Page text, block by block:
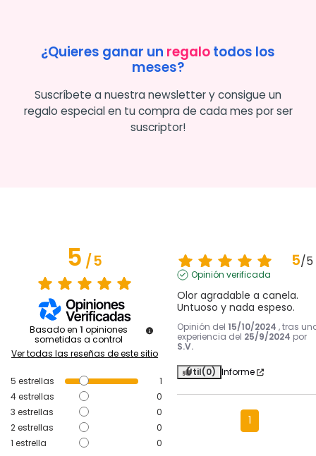
¿Quieres ganar un regalotodos los
meses?
Suscríbete a nuestra newsletter y consigue un
regalo especial en tu compra de cada mes por ser
suscriptor!
5/5
Basado en 1 opiniones
sometidas a control
Ver todas las reseñas de este sitio
5 estrellas
1
4estrellas
0
3 estrellas
0
2estrellas
0
1 estrella 0
5/5
Opinión verificada
Olor agradable a canela.
Untuoso y nada espeso.
Opinión del 15/10/2024 , tras
experiencia del 25/9/2024 por
S.V.
Útil(0) Informe
1